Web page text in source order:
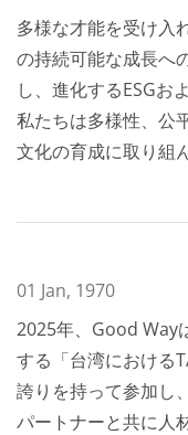
多様な才能を受け入
の持続可能な成長へ
し、進化するESGお
私たちは多様性、公
文化の育成に取り組
01 Jan, 1970
2025年、Good
する「台湾における
誇りを持って参加し
パートナーと共に人